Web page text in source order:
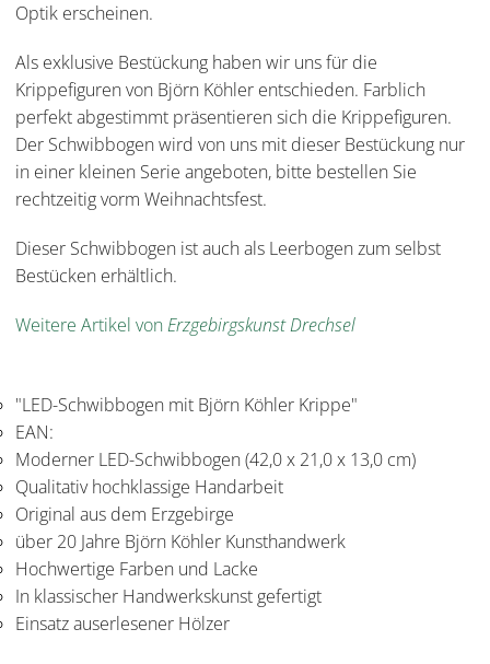
Optik erscheinen.
Als exklusive Bestückung haben wir uns für die
Krippefiguren von Björn Köhler entschieden. Farblich
perfekt abgestimmt präsentieren sich die Krippefiguren.
Der Schwibbogen wird von uns mit dieser Bestückung nur
in einer kleinen Serie angeboten, bitte bestellen Sie
rechtzeitig vorm Weihnachtsfest.
Dieser Schwibbogen ist auch als Leerbogen zum selbst
Bestücken erhältlich.
Weitere Artikel vonErzgebirgskunst Drechsel
"LED-Schwibbogen mit Björn Köhler Krippe"
EAN:
Moderner LED-Schwibbogen (42,0 x 21,0 x 13,0 cm)
Qualitativ hochklassige Handarbeit
Original aus dem Erzgebirge
über 20 Jahre Björn Köhler Kunsthandwerk
Hochwertige Farben und Lacke
In klassischer Handwerkskunst gefertigt
Einsatz auserlesener Hölzer